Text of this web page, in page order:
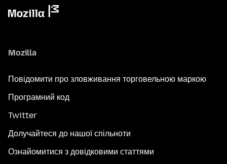
Mozilla
Повідомити про зловживання торговельною маркою
Програмний код
Twitter
Долучайтеся до нашої спільноти
Ознайомитися з довідковими статтями